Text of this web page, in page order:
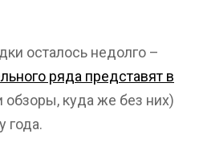
осталось недолго –
ряда представят в
обзоры, куда же без них)
года.